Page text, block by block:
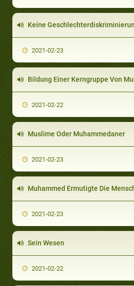
Keine
2021-02-23
Bildung Einer Kerngruppe Von
2021-02-22
Muslime Oder Muhammedaner
2021-02-23
Muhammed Ermutigte Die
2021-02-23
Sein Wesen
2021-02-22